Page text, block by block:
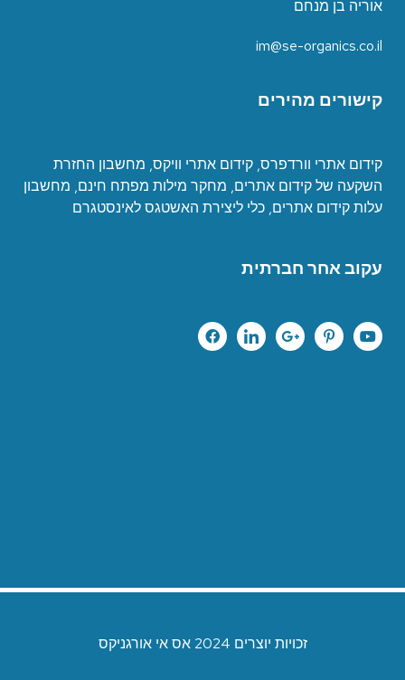
אוריה בן מנחם
im@se-organics.co.il
קישורים מהירים
קידום אתרי וורדפרס, קידום אתרי וויקס, מחשבון החזרת
השקעה של קידום אתרים, מחקר מילות מפתח חינם, מחשבון
עלות קידום אתרים, כלי ליצירת האשטגס לאינסטגרם
עקוב אחר חברתית
זכויות יוצרים 2024 אס אי אורגניקס